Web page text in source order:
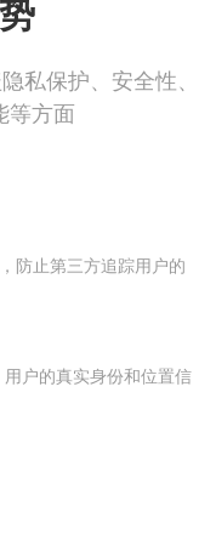
私保护、安全性、
等方面
防止第三方追踪用户的
户的真实身份和位置信